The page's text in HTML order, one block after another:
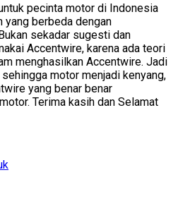
pecinta motor di Indonesia
yang berbeda dengan
sekadar sugesti dan
Accentwire, karena ada teori
menghasilkan Accentwire. Jadi
motor menjadi kenyang,
yang benar benar
Terima kasih dan Selamat